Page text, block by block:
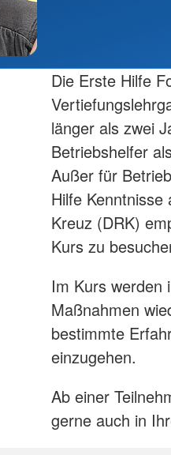
Die Erste Hilfe
länger als zwei
Betriebshelfer
Außer für
Hilfe
Kreuz (DRK)
Kurs zu
Im Kurs werden
Maßnahmen
bestimmte
einzugehen.
Ab einer
gerne auch in